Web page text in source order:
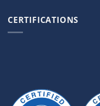
CERTIFICATIONS